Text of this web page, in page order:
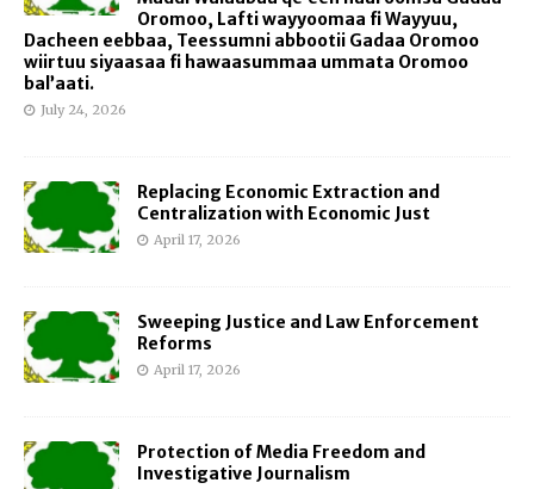
Oromoo, Lafti wayyoomaa fi Wayyuu,
Dacheen eebbaa, Teessumni abbootii Gadaa Oromoo
wiirtuu siyaasaa fi hawaasummaa ummata Oromoo
bal’aati.
July 24, 2026
Replacing Economic Extraction and
Centralization with Economic Just
April 17, 2026
Sweeping Justice and Law Enforcement
Reforms
April 17, 2026
Protection of Media Freedom and
Investigative Journalism